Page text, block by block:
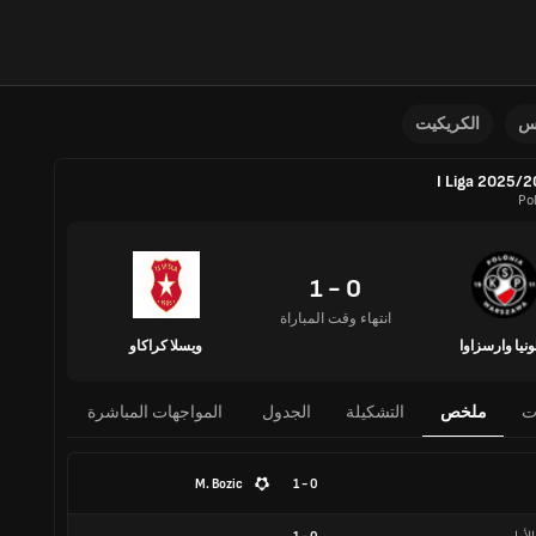
الكريكيت
I Liga 2025/
وارسزاوا
0 - 1
انتهاء وقت المباراة
ويسلا كراكاو
ملخص التشكيلة الجدول المواجهات المباشرة
0 - 1
M. Bozic